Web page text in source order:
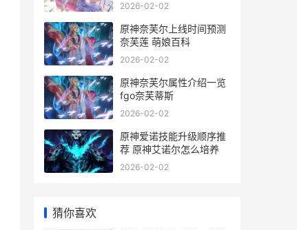
2026-02-02
原神奈芙尔上线时间预测
奈芙莲 萌娘百科
2026-02-02
原神奈芙尔属性介绍一览
fgo奈芙蒂斯
2026-02-02
原神爱诺技能升级顺序推
荐 原神艾诺尔怎么培养
2026-02-02
猜你喜欢